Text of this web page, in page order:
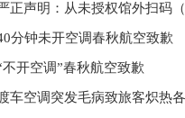
分钟未开空调春秋航空致歉
开空调”春秋航空致歉
车空调突发毛病致旅客炽热